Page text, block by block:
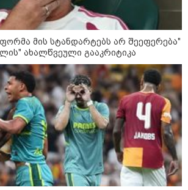
მის სტანდარტებს არ შეეფერება"
ახალწვეული გააკრიტიკა